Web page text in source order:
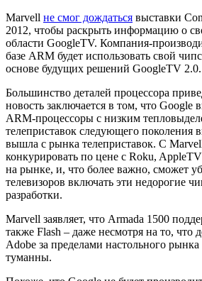
Marvell не смог дождаться выставки
2012, чтобы раскрыть информацию о
области GoogleTV. Компания-
базе ARM будет использовать свой
основе будущих решений GoogleTV 2.0.
Большинство деталей процессора
новость заключается в том, что Google
ARM-процессоры с низким
телеприставок следующего поколения
вышла с рынка телеприставок. С
конкурировать по цене с Roku,
на рынке, и, что более важно, сможет
телевизоров включать эти недорогие
разработки.
Marvell заявляет, что Armada 1500
также Flash – даже несмотря на то, что
Adobe за пределами настольного
туманны.